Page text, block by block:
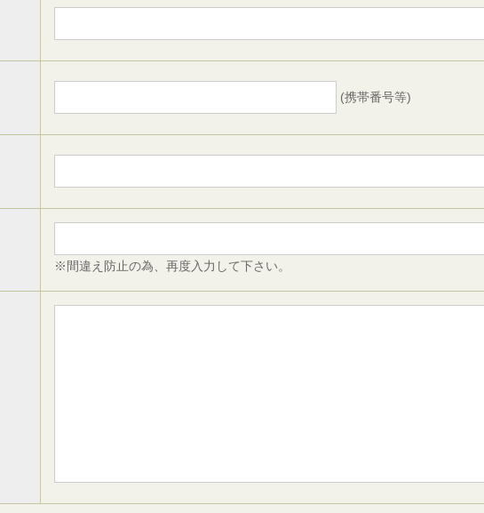
(携帯番号等)
※間違え防止の為、再度入力して下さい。